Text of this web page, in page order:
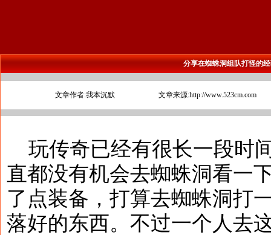
分享在蜘蛛洞组队打怪的
文章作者:我本沉默 文章来源:http://www.523cm.com
玩传奇已经有很长一段时
直都没有机会去蜘蛛洞看一
了点装备，打算去蜘蛛洞打
落好的东西。不过一个人去